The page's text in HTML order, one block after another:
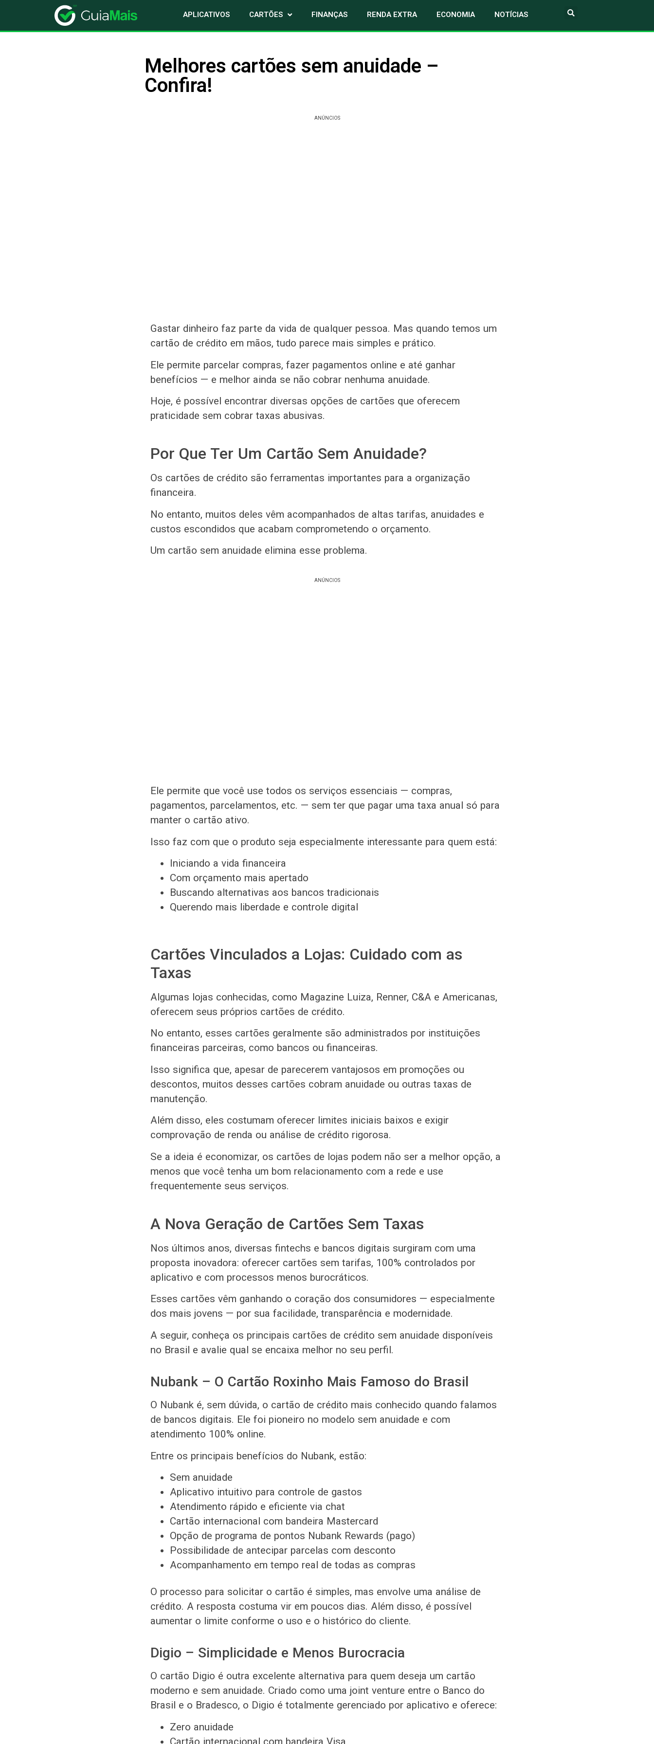
APLICATIVOS CARTÕES FINANÇAS RENDA EXTRA ECONOMIA NOTÍCIAS
Melhores cartões sem anuidade –
Confira!
ANÚNCIOS
Gastar dinheiro faz parte da vida de qualquer pessoa. Mas quando temos um
cartão de crédito em mãos, tudo parece mais simples e prático.
Ele permite parcelar compras, fazer pagamentos online e até ganhar
benefícios — e melhor ainda se não cobrar nenhuma anuidade.
Hoje, é possível encontrar diversas opções de cartões que oferecem
praticidade sem cobrar taxas abusivas.
Por Que Ter Um Cartão Sem Anuidade?
Os cartões de crédito são ferramentas importantes para a organização
financeira.
No entanto, muitos deles vêm acompanhados de altas tarifas, anuidades e
custos escondidos que acabam comprometendo o orçamento.
Um cartão sem anuidade elimina esse problema.
ANÚNCIOS
Ele permite que você use todos os serviços essenciais — compras,
pagamentos, parcelamentos, etc. — sem ter que pagar uma taxa anual só para
manter o cartão ativo.
Isso faz com que o produto seja especialmente interessante para quem está:
Iniciando a vida financeira
Com orçamento mais apertado
Buscando alternativas aos bancos tradicionais
Querendo mais liberdade e controle digital
Cartões Vinculados a Lojas: Cuidado com as
Taxas
Algumas lojas conhecidas, como Magazine Luiza, Renner, C&A e Americanas,
oferecem seus próprios cartões de crédito.
No entanto, esses cartões geralmente são administrados por instituições
financeiras parceiras, como bancos ou financeiras.
Isso significa que, apesar de parecerem vantajosos em promoções ou
descontos, muitos desses cartões cobram anuidade ou outras taxas de
manutenção.
Além disso, eles costumam oferecer limites iniciais baixos e exigir
comprovação de renda ou análise de crédito rigorosa.
Se a ideia é economizar, os cartões de lojas podem não ser a melhor opção, a
menos que você tenha um bom relacionamento com a rede e use
frequentemente seus serviços.
A Nova Geração de Cartões Sem Taxas
Nos últimos anos, diversas fintechs e bancos digitais surgiram com uma
proposta inovadora: oferecer cartões sem tarifas, 100% controlados por
aplicativo e com processos menos burocráticos.
Esses cartões vêm ganhando o coração dos consumidores — especialmente
dos mais jovens — por sua facilidade, transparência e modernidade.
A seguir, conheça os principais cartões de crédito sem anuidade disponíveis
no Brasil e avalie qual se encaixa melhor no seu perfil.
Nubank – O Cartão Roxinho Mais Famoso do Brasil
O Nubank é, sem dúvida, o cartão de crédito mais conhecido quando falamos
de bancos digitais. Ele foi pioneiro no modelo sem anuidade e com
atendimento 100% online.
Entre os principais benefícios do Nubank, estão:
Sem anuidade
Aplicativo intuitivo para controle de gastos
Atendimento rápido e eficiente via chat
Cartão internacional com bandeira Mastercard
Opção de programa de pontos Nubank Rewards (pago)
Possibilidade de antecipar parcelas com desconto
Acompanhamento em tempo real de todas as compras
O processo para solicitar o cartão é simples, mas envolve uma análise de
crédito. A resposta costuma vir em poucos dias. Além disso, é possível
aumentar o limite conforme o uso e o histórico do cliente.
Digio – Simplicidade e Menos Burocracia
O cartão Digio é outra excelente alternativa para quem deseja um cartão
moderno e sem anuidade. Criado como uma joint venture entre o Banco do
Brasil e o Bradesco, o Digio é totalmente gerenciado por aplicativo e oferece:
Zero anuidade
Cartão internacional com bandeira Visa